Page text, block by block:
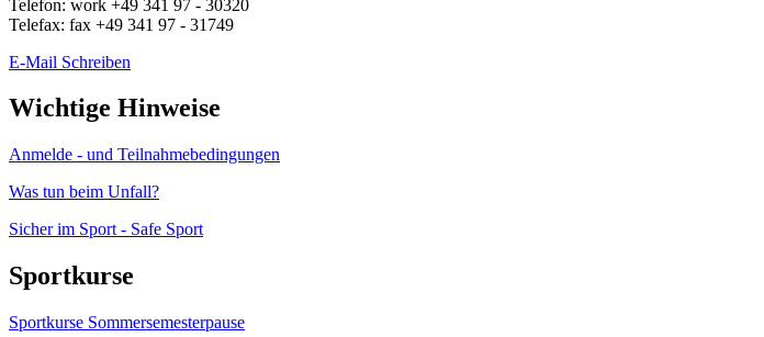
Telefon: work +49 341 97 - 30320
Telefax: fax +49 341 97 - 31749
E-Mail Schreiben
Wichtige Hinweise
Anmelde - und Teilnahmebedingungen
Was tun beim Unfall?
Sicher im Sport - Safe Sport
Sportkurse
Sportkurse Sommersemesterpause